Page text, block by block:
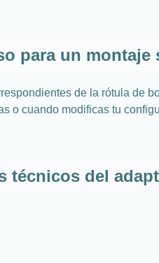
para un montaje
de la rótula de
o cuando modificas tu
técnicos del